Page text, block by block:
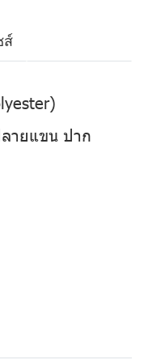
ส์
ายแขน ปาก